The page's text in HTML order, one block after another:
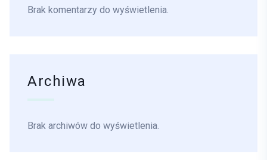
Brak komentarzy do wyświetlenia.
Archiwa
Brak archiwów do wyświetlenia.